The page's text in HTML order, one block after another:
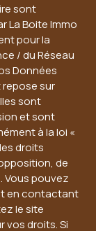
sont
La Boite Immo
pour la
/ du Réseau
Données
repose sur
sont
et sont
à la loi «
droits
de
Vous pouvez
en contactant
le site
vos droits. Si